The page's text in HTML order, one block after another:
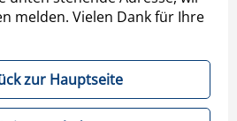
melden. Vielen Dank für Ihre
zur Hauptseite